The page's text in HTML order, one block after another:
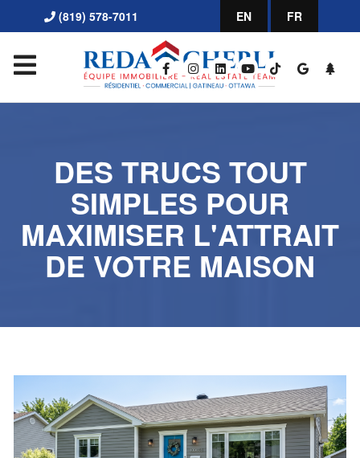
(819) 578-7011 EN FR
DES TRUCS TOUT
SIMPLES POUR
MAXIMISER L'ATTRAIT
DE VOTRE MAISON